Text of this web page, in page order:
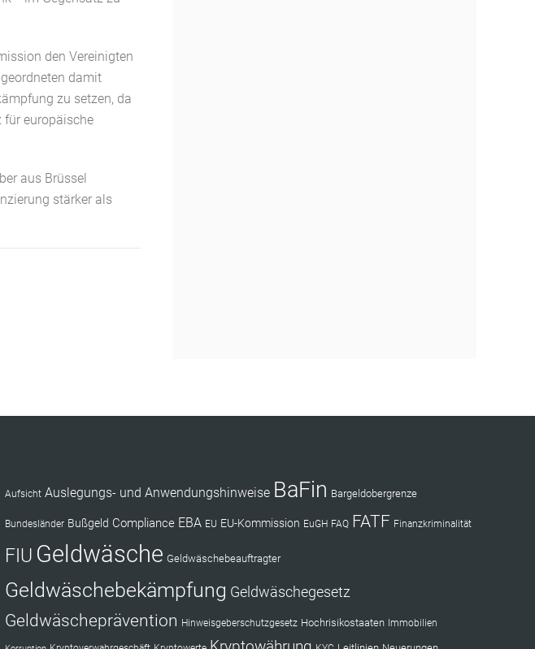
den Vereinigten
damit
zu setzen, da
für europäische
aus Brüssel
stärker als
Aufsicht Auslegungs- und Anwendungshinweise BaFin Bargeldobergrenze
Bundesländer Bußgeld Compliance EBA EU EU-Kommission EuGH FAQ FATF Finanzkriminalität
FIU Geldwäsche Geldwäschebeauftragter
Geldwäschebekämpfung Geldwäschegesetz
Geldwäscheprävention Hinweisgeberschutzgesetz Hochrisikostaaten Immobilien